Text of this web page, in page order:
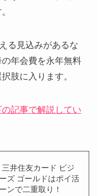
る見込みがあるな
年会費を永年無料
肢に入ります。
記事で解説してい
三井住友カード ビジ
ズ ゴールドはポイ活
ンで二重取り！